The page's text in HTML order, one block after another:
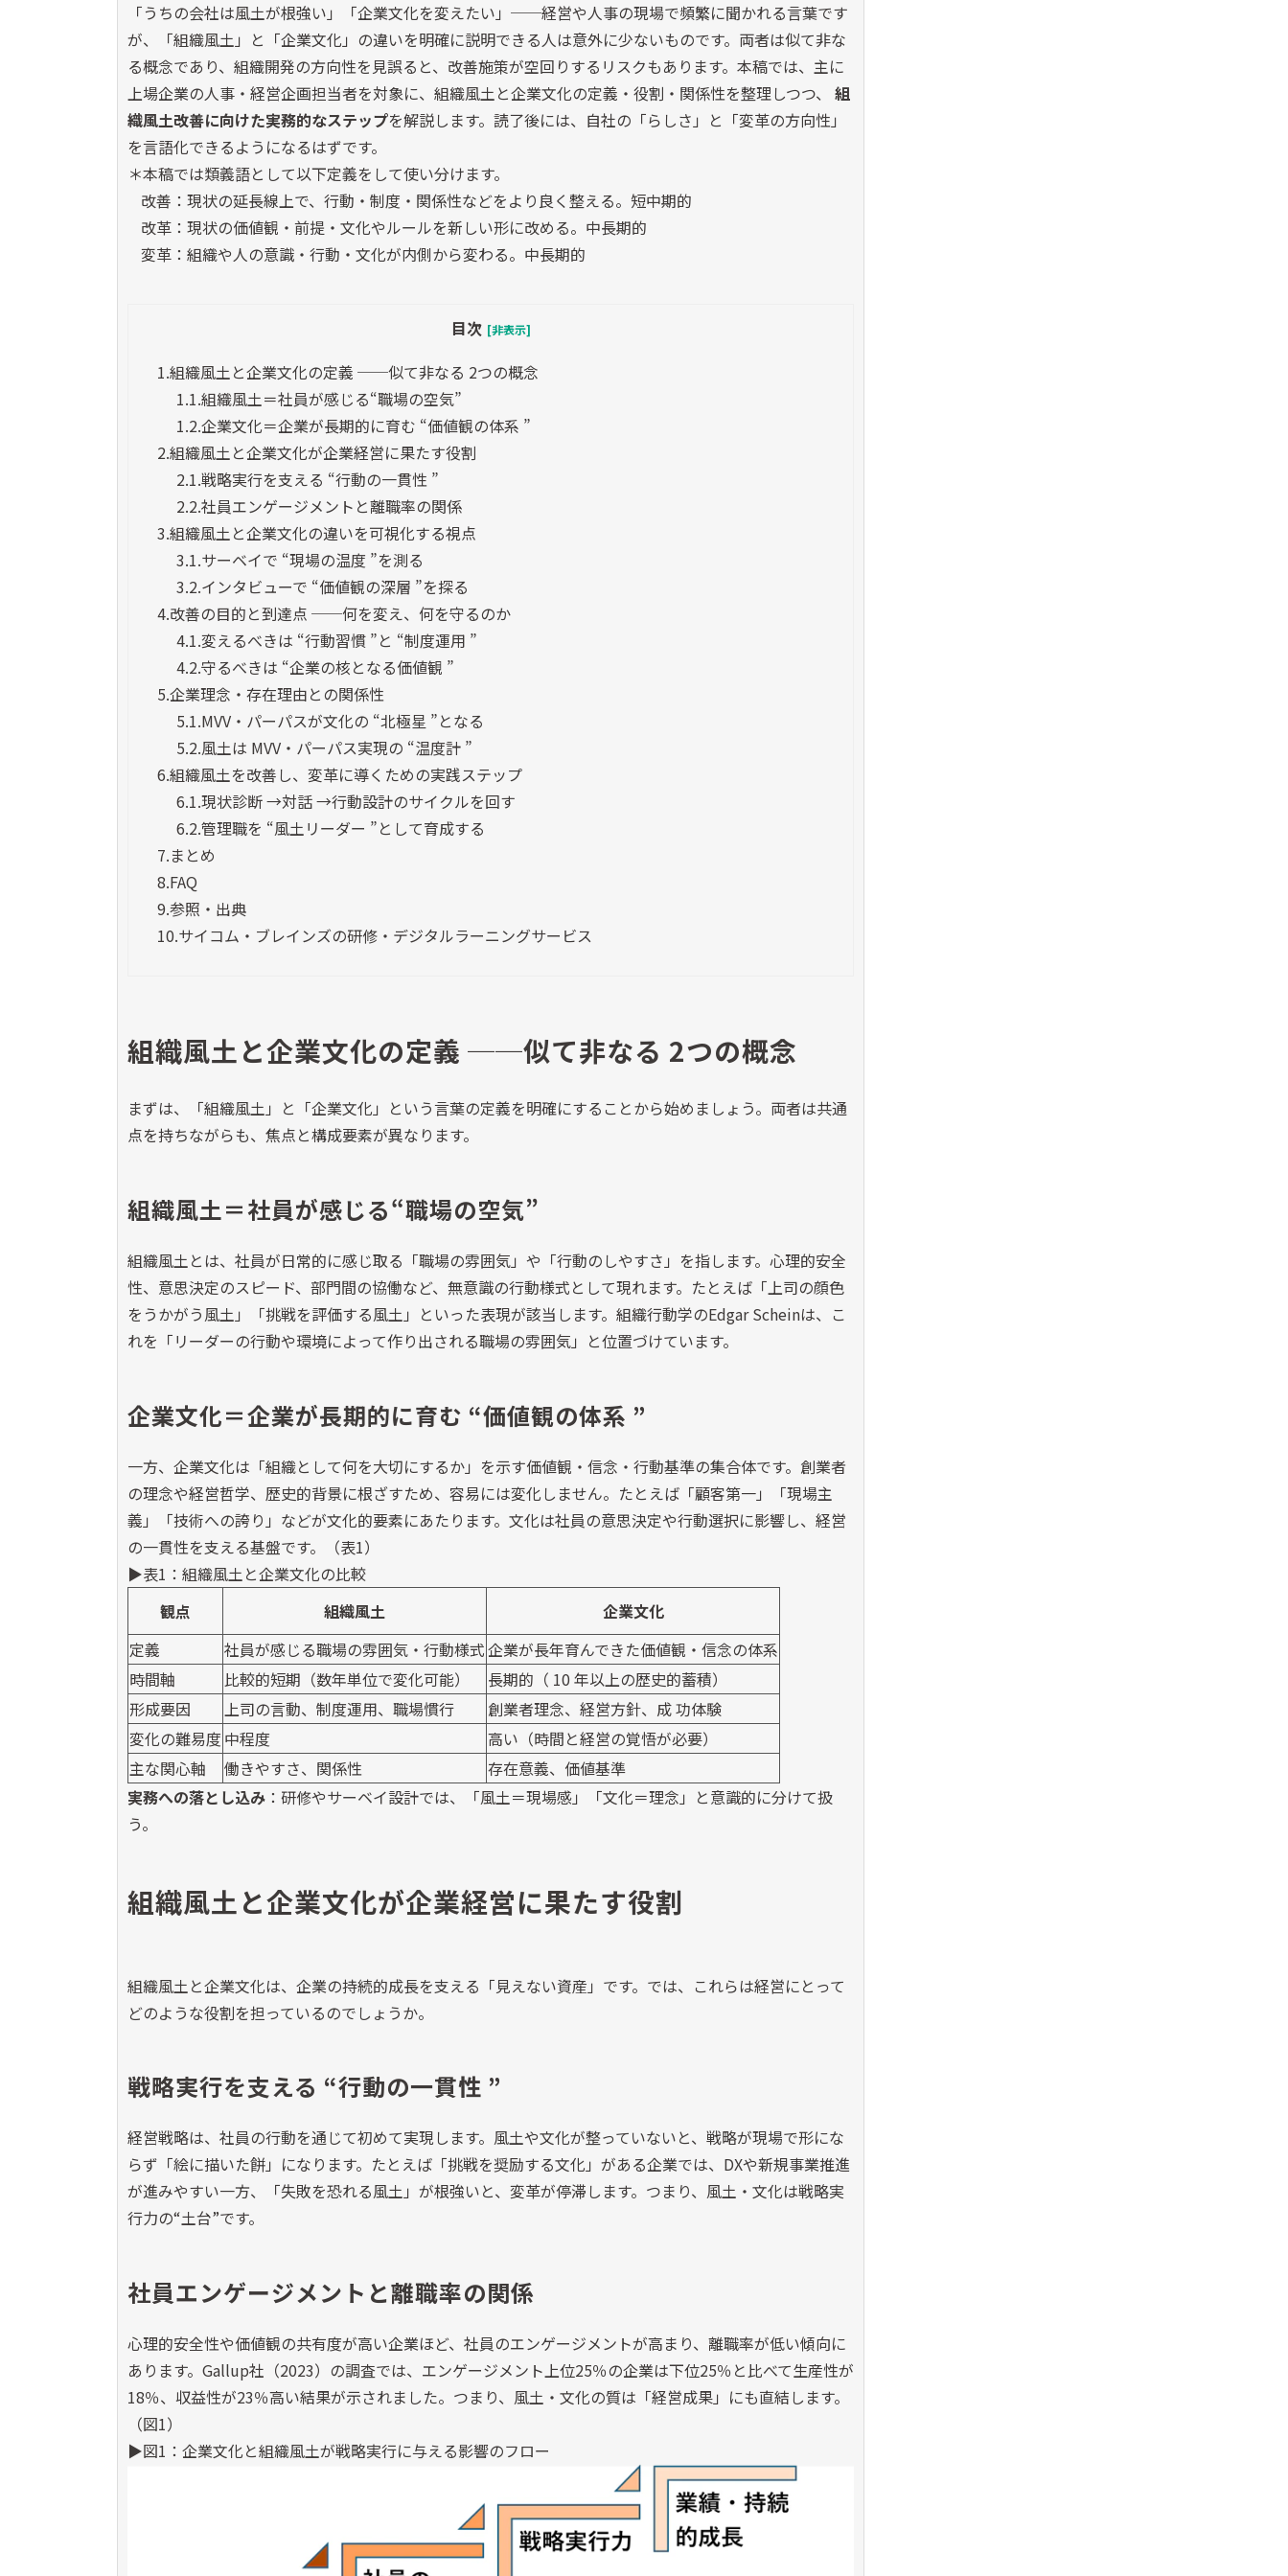
「うちの会社は風土が根強い」「企業文化を変えたい」 ──経営や人事の現場で頻繁に聞かれる言葉です
が、「組織風土」と「企業文化」の違いを明確に説明できる人は意外に少ないものです。両者は似て非な
る概念であり、組織開発の方向性を見誤ると、改善施策が空回りするリスクもあります。本稿では、主に
上場企業の人事・経営企画担当者を対象に、組織風土と企業文化の定義・役割・関係性を整理しつつ、 組
織風土改善に向けた実務的なステップを解説します。読了後には、自社の「らしさ」と「変革の方向性」
を言語化できるようになるはずです。
＊本稿では類義語として以下定義をして使い分けます。
改善：現状の延長線上で、行動・制度・関係性などをより良く整える。短中期的
改革：現状の価値観・前提・文化やルールを新しい形に改める。中長期的
変革：組織や人の意識・行動・文化が内側から変わる。中長期的
目次 [非表示]
1.組織風土と企業文化の定義 ──似て非なる 2つの概念
1.1.組織風土＝社員が感じる“職場の空気”
1.2.企業文化＝企業が長期的に育む “価値観の体系 ”
2.組織風土と企業文化が企業経営に果たす役割
2.1.戦略実行を支える “行動の一貫性 ”
2.2.社員エンゲージメントと離職率の関係
3.組織風土と企業文化の違いを可視化する視点
3.1.サーベイで “現場の温度 ”を測る
3.2.インタビューで “価値観の深層 ”を探る
4.改善の目的と到達点 ──何を変え、何を守るのか
4.1.変えるべきは “行動習慣 ”と “制度運用 ”
4.2.守るべきは “企業の核となる価値観 ”
5.企業理念・存在理由との関係性
5.1.MVV・パーパスが文化の “北極星 ”となる
5.2.風土は MVV・パーパス実現の “温度計 ”
6.組織風土を改善し、変革に導くための実践ステップ
6.1.現状診断 →対話 →行動設計のサイクルを回す
6.2.管理職を “風土リーダー ”として育成する
7.まとめ
8.FAQ
9.参照・出典
10.サイコム・ブレインズの研修・デジタルラーニングサービス
組織風土と企業文化の定義 ──似て非なる 2つの概念
まずは、「組織風土」と「企業文化」という言葉の定義を明確にすることから始めましょう。両者は共通
点を持ちながらも、焦点と構成要素が異なります。
組織風土＝社員が感じる“職場の空気”
組織風土とは、社員が日常的に感じ取る「職場の雰囲気」や「行動のしやすさ」を指します。心理的安全
性、意思決定のスピード、部門間の協働など、無意識の行動様式として現れます。たとえば「上司の顔色
をうかがう風土」「挑戦を評価する風土」といった表現が該当します。組織行動学のEdgar Scheinは、こ
れを「リーダーの行動や環境によって作り出される職場の雰囲気」と位置づけています。
企業文化＝企業が長期的に育む “価値観の体系 ”
一方、企業文化は「組織として何を大切にするか」を示す価値観・信念・行動基準の集合体です。創業者
の理念や経営哲学、歴史的背景に根ざすため、容易には変化しません。たとえば「顧客第一」「現場主
義」「技術への誇り」などが文化的要素にあたります。文化は社員の意思決定や行動選択に影響し、経営
の一貫性を支える基盤です。（表1）
▶表1 ：組織風土と企業文化の比較
観点
組織風土
企業文化
定義
社員が感じる職場の雰囲気・行動様式企業が長年育んできた価値観・信念の体系
時間軸
比較的短期（数年単位で変化可能） 長期的（ 10 年以上の歴史的蓄積）
形成要因
上司の言動、制度運用、職場慣行
創業者理念、経営方針、成 功体験
変化の難易度 中程度
高い（時間と経営の覚悟が必要）
主な関心軸
働きやすさ、関係性
存在意義、価値基準
実務への落とし込み ：研修やサーベイ設計では、「風土＝現場感」「文化＝理念」と意識的に分けて扱
う。
組織風土と企業文化が企業経営に果たす役割
組織風土と企業文化は、企業の持続的成長を支える「見えない資産」です。では、これらは経営にとって
どのような役割を担っているのでしょうか。
戦略実行を支える “行動の一貫性 ”
経営戦略は、社員の行動を通じて初めて実現します。風土や文化が整っていないと、戦略が現場で形にな
らず「絵に描いた餅」になります。たとえば「挑戦を奨励する文化」がある企業では、 DXや新規事業推進
が進みやすい一方、「失敗を恐れる風土」が根強いと、変革が停滞します。つまり、風土・文化は戦略実
行力の“土台”です。
社員エンゲージメントと離職率の関係
心理的安全性や価値観の共有度が高い企業ほど、社員のエンゲージメントが高まり、離職率が低い傾向に
あります。 Gallup社（2023）の調査では、エンゲージメント上位25％の企業は下位25％と比べて生産性が
18％、収益性が23％高い結果が示されました。つまり、風土・文化の質は「経営成果」にも直結します。
（図1）
▶図1 ：企業文化と組織風土が戦略実行に与える影響のフロー